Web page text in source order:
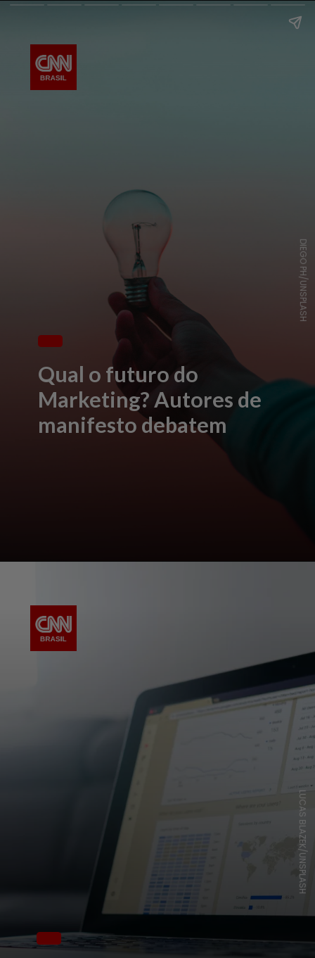
Qual o futuro do
Marketing? Autores de
manifesto debatem
DIEGO PH/UNSPLASH
LUCAS BLAZEK/UNSPLASH